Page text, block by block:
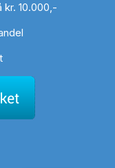
10.000,-